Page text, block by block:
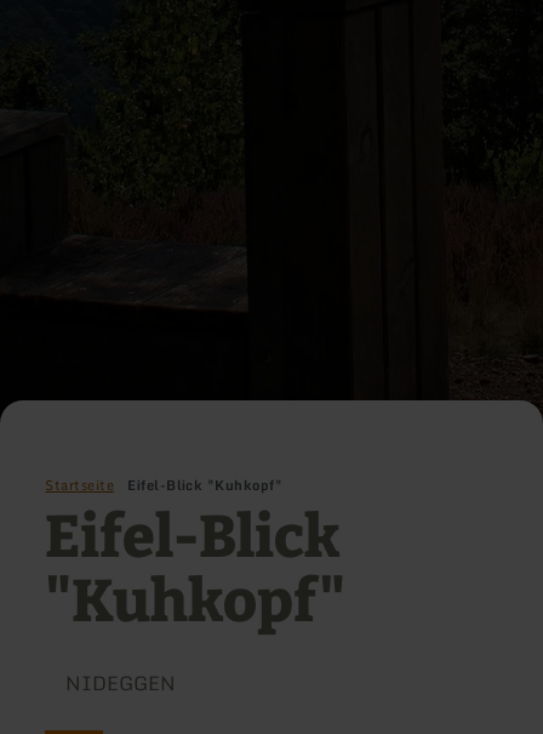
Startseite Eifel-Blick "Kuhkopf"
Eifel-Blick
"Kuhkopf"
NIDEGGEN